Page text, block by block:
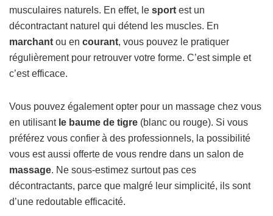
musculaires naturels. En effet, le sport est un
décontractant naturel qui détend les muscles. En
marchant ou en courant, vous pouvez le pratiquer
régulièrement pour retrouver votre forme. C’est simple et
c’est efficace.
Vous pouvez également opter pour un massage chez vous
en utilisant le baume de tigre (blanc ou rouge). Si vous
préférez vous confier à des professionnels, la possibilité
vous est aussi offerte de vous rendre dans un salon de
massage. Ne sous-estimez surtout pas ces
décontractants, parce que malgré leur simplicité, ils sont
d’une redoutable efficacité.